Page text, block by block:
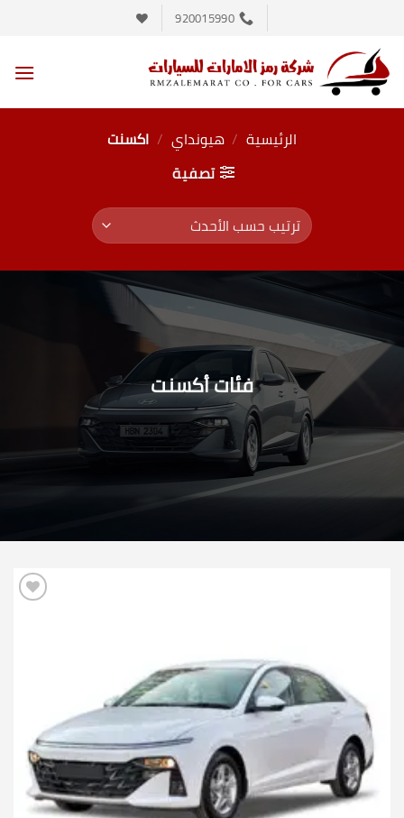
920015990
الرئيسية / هيونداي / اكسنت
تصفية
فئات أكسنت